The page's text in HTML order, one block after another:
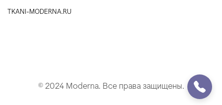
TKANI-MODERNA.RU
© 2024 Moderna. Все права защищены.